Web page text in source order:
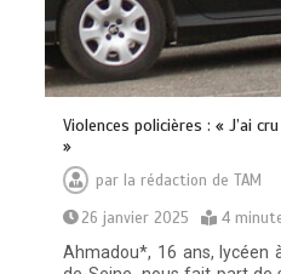
Violences policières : « J’ai
»
par la rédaction de TAM
26 janvier 2025
4
Ahmadou*, 16 ans, lycéen